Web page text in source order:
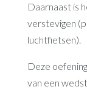
Daarnaast is
verstevigen
luchtfietsen).
Deze
van een